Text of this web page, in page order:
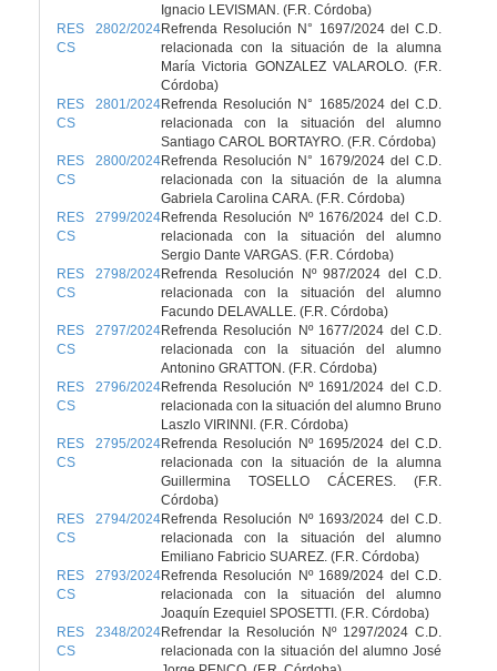
Ignacio LEVISMAN. (F.R. Córdoba)
RES 2802/2024
CS
Refrenda Resolución N° 1697/2024 del C.D.
relacionada con la situación de la alumna
María Victoria GONZALEZ VALAROLO. (F.R.
Córdoba)
RES 2801/2024
CS
Refrenda Resolución N° 1685/2024 del C.D.
relacionada con la situación del alumno
Santiago CAROL BORTAYRO. (F.R. Córdoba)
RES 2800/2024
CS
Refrenda Resolución N° 1679/2024 del C.D.
relacionada con la situación de la alumna
Gabriela Carolina CARA. (F.R. Córdoba)
RES 2799/2024
CS
Refrenda Resolución Nº 1676/2024 del C.D.
relacionada con la situación del alumno
Sergio Dante VARGAS. (F.R. Córdoba)
RES 2798/2024
CS
Refrenda Resolución Nº 987/2024 del C.D.
relacionada con la situación del alumno
Facundo DELAVALLE. (F.R. Córdoba)
RES 2797/2024
CS
Refrenda Resolución Nº 1677/2024 del C.D.
relacionada con la situación del alumno
Antonino GRATTON. (F.R. Córdoba)
RES 2796/2024
CS
Refrenda Resolución Nº 1691/2024 del C.D.
relacionada con la situación del alumno Bruno
Laszlo VIRINNI. (F.R. Córdoba)
RES 2795/2024
CS
Refrenda Resolución Nº 1695/2024 del C.D.
relacionada con la situación de la alumna
Guillermina TOSELLO CÁCERES. (F.R.
Córdoba)
RES 2794/2024
CS
Refrenda Resolución Nº 1693/2024 del C.D.
relacionada con la situación del alumno
Emiliano Fabricio SUAREZ. (F.R. Córdoba)
RES 2793/2024
CS
Refrenda Resolución Nº 1689/2024 del C.D.
relacionada con la situación del alumno
Joaquín Ezequiel SPOSETTI. (F.R. Córdoba)
RES 2348/2024
CS
Refrendar la Resolución Nº 1297/2024 C.D.
relacionada con la situación del alumno José